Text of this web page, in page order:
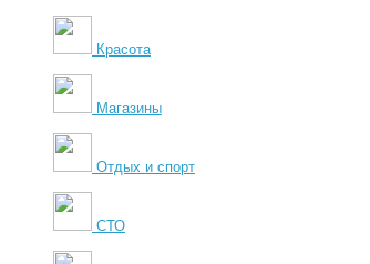
Красота
Магазины
Отдых и спорт
СТО